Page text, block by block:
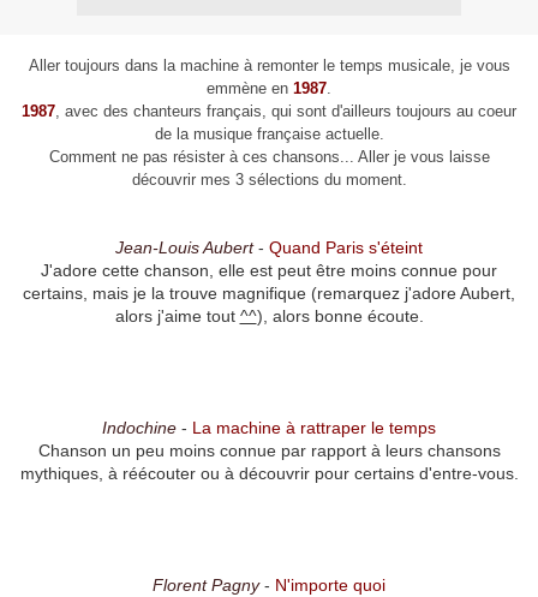
Aller toujours dans la machine à remonter le temps musicale, je vous
emmène en 1987.
1987, avec des chanteurs français, qui sont d'ailleurs toujours au coeur
de la musique française actuelle.
Comment ne pas résister à ces chansons... Aller je vous laisse
découvrir mes 3 sélections du moment.
Jean-Louis Aubert- Quand Paris s'éteint
J'adore cette chanson, elle est peut être moins connue pour
certains, mais je la trouve magnifique (remarquez j'adore Aubert,
alors j'aime tout ^^), alors bonne écoute.
Indochine - La machine à rattraper le temps
Chanson un peu moins connue par rapport à leurs chansons
mythiques, à réécouter ou à découvrir pour certains d'entre-vous.
Florent Pagny- N'importe quoi